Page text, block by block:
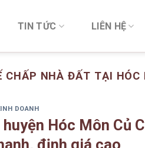
TIN TỨC LIÊN HỆ
CHẤP NHÀ ĐẤT TẠI HÓC
DOANH
Hóc Môn Củ
định giá cao